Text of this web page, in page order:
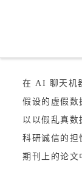
在 AI 聊天机
假设的虚假数
以以假乱真数
科研诚信的担
期刊上的论文